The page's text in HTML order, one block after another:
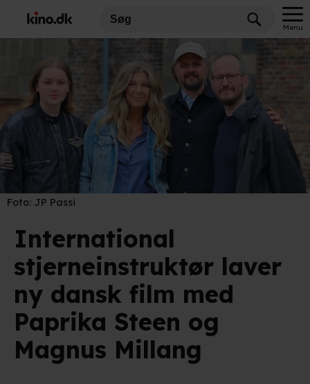
Menu
Foto: JP Passi
International
stjerneinstruktør laver
ny dansk film med
Paprika Steen og
Magnus Millang